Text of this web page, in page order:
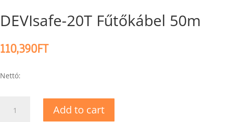
DEVIsafe-20T Fűtőkábel 50m
110,390FT
Nettó:
Add to cart